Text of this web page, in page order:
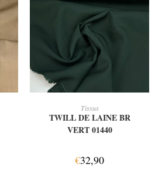
AJOUTER AU PANIER
Tissus
TWILL DE LAINE BR
VERT 01440
€32,90